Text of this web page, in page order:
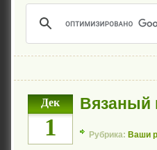
Дек
1 Рубрика: Ваши